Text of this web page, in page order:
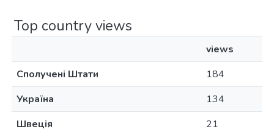
Top country views
views
Сполучені Штати
184
Україна
134
Швеція
21